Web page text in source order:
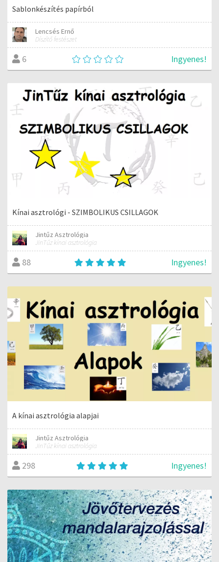
Sablonkészítés papírból
Lencsés Ernő
Díszítő festészet
6 Ingyenes!
Kínai asztrológi - SZIMBOLIKUS CSILLAGOK
Jintűz Asztrológia
JinTűz kínai asztrológia
88 Ingyenes!
A kínai asztrológia alapjai
Jintűz Asztrológia
JinTűz kínai asztrológia
298 Ingyenes!